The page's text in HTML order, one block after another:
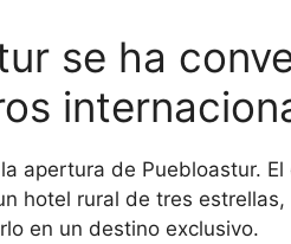
se ha
apertura de Puebloastur.
hotel rural de tres
en un destino exclusivo.